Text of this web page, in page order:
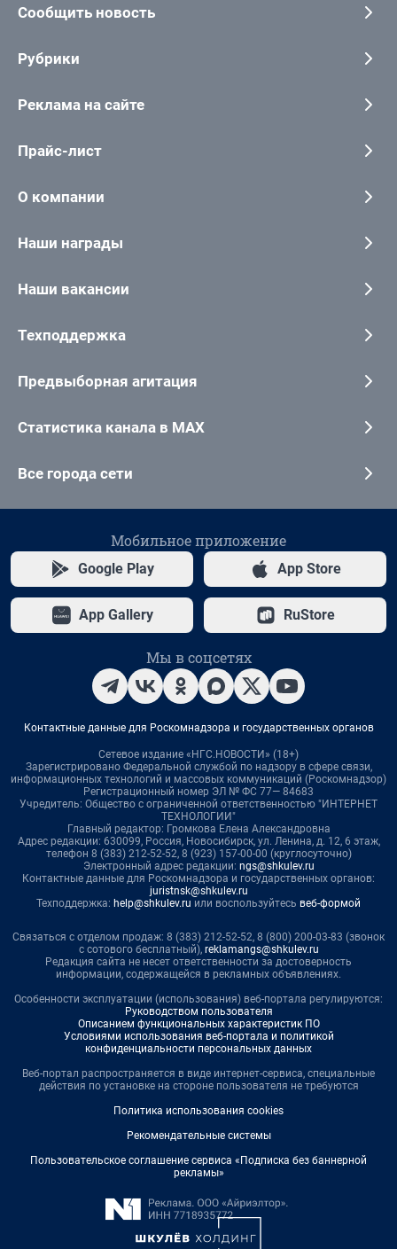
Сообщить новость
Рубрики
Реклама на сайте
Прайс-лист
О компании
Наши награды
Наши вакансии
Техподдержка
Предвыборная агитация
Статистика канала в MAX
Все города сети
Мобильное приложение
Google Play App Store
App Gallery RuStore
Мы в соцсетях
Контактные данные для Роскомнадзора и государственных органов
Сетевое издание «НГС.НОВОСТИ» (18+)
Зарегистрировано Федеральной службой по надзору в сфере связи,
информационных технологий и массовых коммуникаций (Роскомнадзор)
Регистрационный номер ЭЛ № ФС 77— 84683
Учредитель: Общество с ограниченной ответственностью "ИНТЕРНЕТ
ТЕХНОЛОГИИ"
Главный редактор: Громкова Елена Александровна
Адрес редакции: 630099, Россия, Новосибирск, ул. Ленина, д. 12, 6 этаж,
телефон 8 (383) 212-52-52, 8 (923) 157-00-00 (круглосуточно)
Электронный адрес редакции: ngs@shkulev.ru
Контактные данные для Роскомнадзора и государственных органов:
juristnsk@shkulev.ru
Техподдержка: help@shkulev.ru или воспользуйтесь веб-формой
Связаться с отделом продаж: 8 (383) 212-52-52, 8 (800) 200-03-83 (звонок
с сотового бесплатный), reklamangs@shkulev.ru
Редакция сайта не несет ответственности за достоверность
информации, содержащейся в рекламных объявлениях.
Особенности эксплуатации (использования) веб-портала регулируются:
Руководством пользователя
Описанием функциональных характеристик ПО
Условиями использования веб-портала и политикой
конфиденциальности персональных данных
Веб-портал распространяется в виде интернет-сервиса, специальные
действия по установке на стороне пользователя не требуются
Политика использования cookies
Рекомендательные системы
Пользовательское соглашение сервиса «Подписка без баннерной
рекламы»